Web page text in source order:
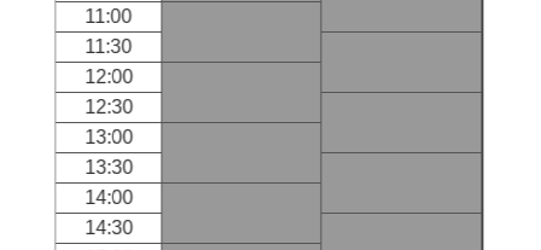
11:00
11:30
12:00
12:30
13:00
13:30
14:00
14:30